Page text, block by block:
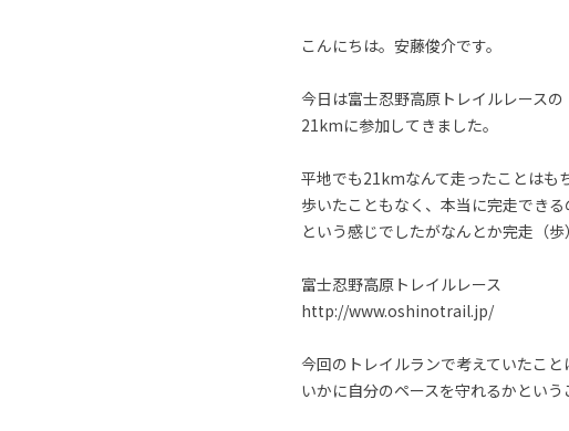
こんにちは。安藤俊介です。
今日は富士忍野高原トレイルレースの
21kmに参加してきました。
平地でも21kmなんて走ったことはも
歩いたこともなく、本当に完走できる
という感じでしたがなんとか完走（歩
富士忍野高原トレイルレース
http://www.oshinotrail.jp/
今回のトレイルランで考えていたこと
いかに自分のペースを守れるかという